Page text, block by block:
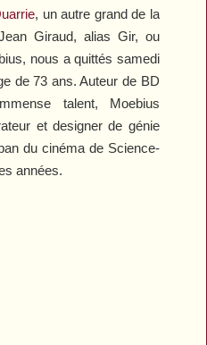
, un autre grand de la
Giraud, alias Gir, ou
nous a quittés samedi
de 73 ans. Auteur de BD
talent, Moebius
et designer de génie
du cinéma de Science-
années.